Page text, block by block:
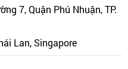
7, Quận Phú Nhuận, TP.
Lan, Singapore